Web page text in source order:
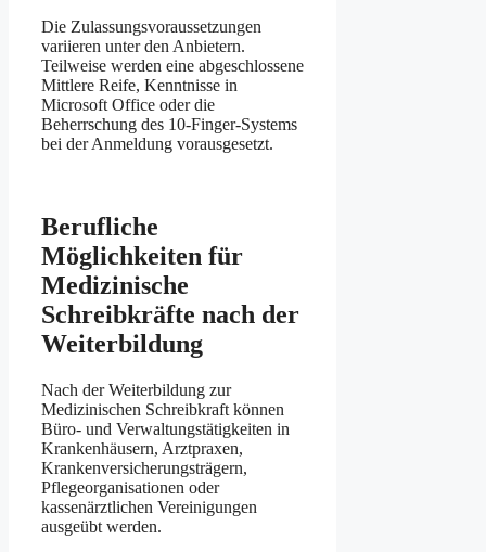
Die Zulassungsvoraussetzungen
variieren unter den Anbietern.
Teilweise werden eine abgeschlossene
Mittlere Reife, Kenntnisse in
Microsoft Office oder die
Beherrschung des 10-Finger-Systems
bei der Anmeldung vorausgesetzt.
Berufliche
Möglichkeiten für
Medizinische
Schreibkräfte nach der
Weiterbildung
Nach der Weiterbildung zur
Medizinischen Schreibkraft können
Büro- und Verwaltungstätigkeiten in
Krankenhäusern, Arztpraxen,
Krankenversicherungsträgern,
Pflegeorganisationen oder
kassenärztlichen Vereinigungen
ausgeübt werden.